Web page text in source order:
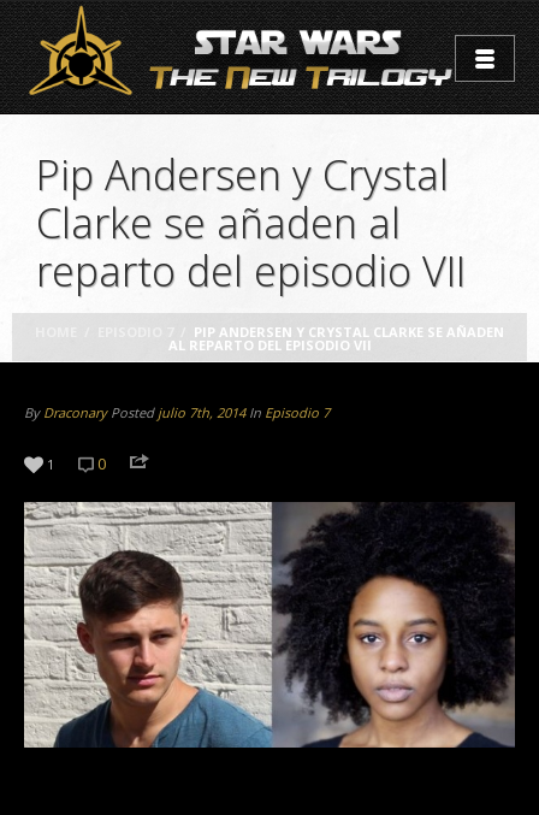
Pip Andersen y Crystal
Clarke se añaden al
reparto del episodio VII
PIP ANDERSEN Y CRYSTAL CLARKE SE AÑADEN
AL REPARTO DEL EPISODIO VII
By Draconary Posted julio 7th, 2014 In Episodio 7
1 0